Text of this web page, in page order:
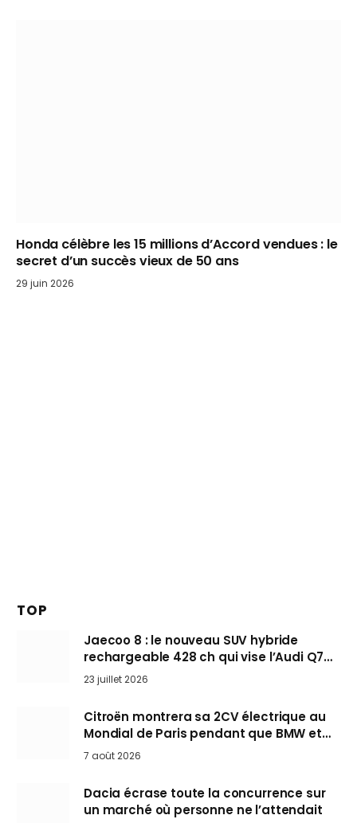
Honda célèbre les 15 millions d’Accord vendues : le
secret d’un succès vieux de 50 ans
29 juin 2026
TOP
Jaecoo 8 : le nouveau SUV hybride
rechargeable 428 ch qui vise l’Audi Q7
arrive en Europe cet automne
23 juillet 2026
Citroën montrera sa 2CV électrique au
Mondial de Paris pendant que BMW et
Mini désertent le salon
7 août 2026
Dacia écrase toute la concurrence sur
un marché où personne ne l’attendait